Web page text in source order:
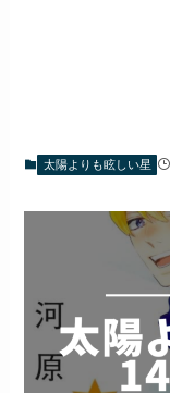
太陽よりも眩しい星